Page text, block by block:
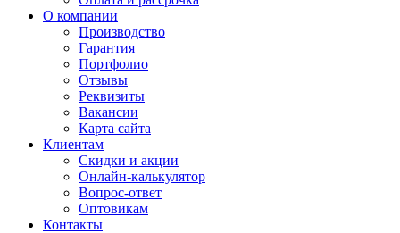
О компании
Производство
Гарантия
Портфолио
Отзывы
Реквизиты
Вакансии
Карта сайта
Клиентам
Скидки и акции
Онлайн-калькулятор
Вопрос-ответ
Оптовикам
Контакты